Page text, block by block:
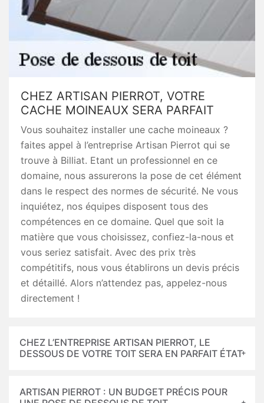
CHEZ ARTISAN PIERROT, VOTRE
CACHE MOINEAUX SERA PARFAIT
Vous souhaitez installer une cache moineaux ?
faites appel à l’entreprise Artisan Pierrot qui se
trouve à Billiat. Etant un professionnel en ce
domaine, nous assurerons la pose de cet élément
dans le respect des normes de sécurité. Ne vous
inquiétez, nos équipes disposent tous des
compétences en ce domaine. Quel que soit la
matière que vous choisissez, confiez-la-nous et
vous seriez satisfait. Avec des prix très
compétitifs, nous vous établirons un devis précis
et détaillé. Alors n’attendez pas, appelez-nous
directement !
CHEZ L’ENTREPRISE ARTISAN PIERROT, LE
DESSOUS DE VOTRE TOIT SERA EN PARFAIT ÉTAT
ARTISAN PIERROT : UN BUDGET PRÉCIS POUR